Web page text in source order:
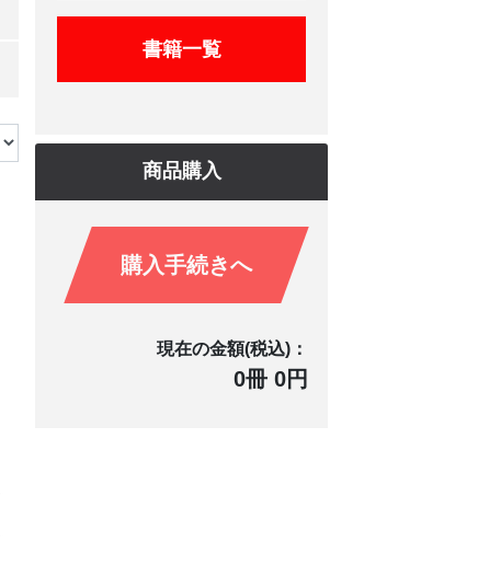
書籍一覧
商品購入
購入手続きへ
現在の金額(税込)：
0冊 0円